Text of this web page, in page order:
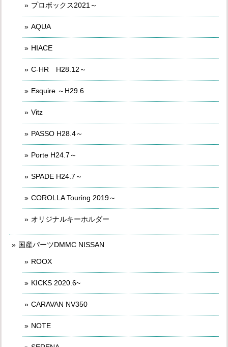
プロボックス2021～
AQUA
HIACE
C-HR H28.12～
Esquire ～H29.6
Vitz
PASSO H28.4～
Porte H24.7～
SPADE H24.7～
COROLLA Touring 2019～
オリジナルキーホルダー
国産パーツDMMC NISSAN
ROOX
KICKS 2020.6~
CARAVAN NV350
NOTE